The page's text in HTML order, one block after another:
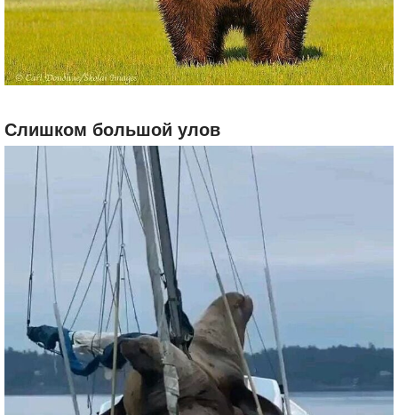
Слишком большой улов